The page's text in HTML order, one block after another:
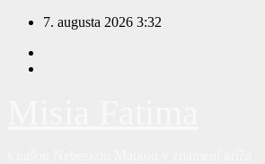
Prejsť
obsah
7. augusta 2026 3:32